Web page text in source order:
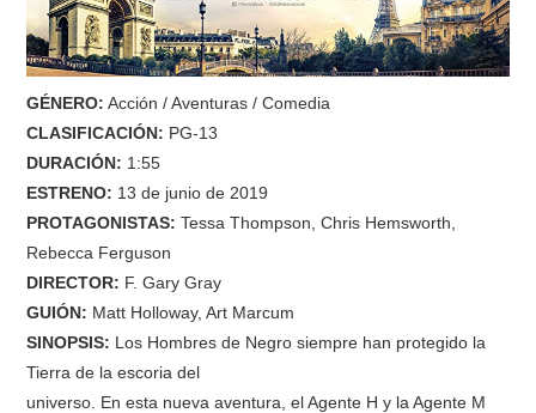
GÉNERO: Acción / Aventuras / Comedia
CLASIFICACIÓN: PG-13
DURACIÓN: 1:55
ESTRENO: 13 de junio de 2019
PROTAGONISTAS: Tessa Thompson, Chris Hemsworth,
Rebecca Ferguson
DIRECTOR: F. Gary Gray
GUIÓN: Matt Holloway, Art Marcum
SINOPSIS: Los Hombres de Negro siempre han protegido la
Tierra de la escoria del
universo. En esta nueva aventura, el Agente H y la Agente M